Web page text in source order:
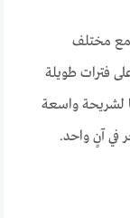
مع مختلف
فترات طويلة
لشريحة واسعة
في آنٍ واحد.